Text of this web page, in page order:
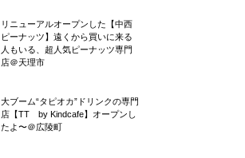
リニューアルオープンした【中西
ピーナッツ】遠くから買いに来る
人もいる、超人気ピーナッツ専門
店＠天理市
大ブーム“タピオカ”ドリンクの専門
店【TT by Kindcafe】オープンし
たよ〜＠広陵町